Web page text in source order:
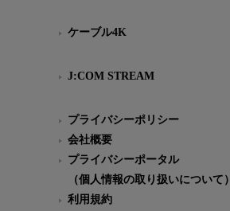
ケーブル4K
J:COM STREAM
プライバシーポリシー
会社概要
プライバシーポータル
（個人情報の取り扱いについて）
利用規約